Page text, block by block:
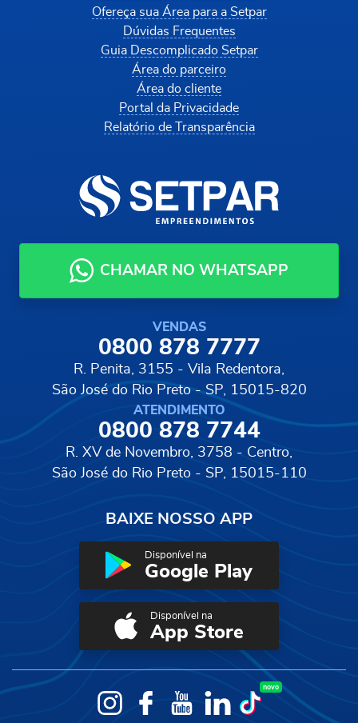
Ofereça sua Área para a Setpar
Dúvidas Frequentes
Guia Descomplicado Setpar
Área do parceiro
Área do cliente
Portal da Privacidade
Relatório de Transparência
CHAMAR NO WHATSAPP
VENDAS
0800 878 7777
R. Penita, 3155 - Vila Redentora,
São José do Rio Preto - SP, 15015-820
ATENDIMENTO
0800 878 7744
R. XV de Novembro, 3758 - Centro,
São José do Rio Preto - SP, 15015-110
BAIXE NOSSO APP
Disponível na
Google Play
Disponível na
App Store
InstagramFacebookYouTubeLinkedIn
novo
TikTok